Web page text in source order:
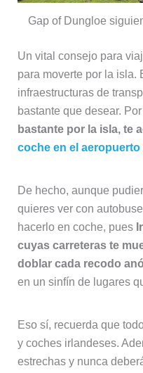
Gap of Dungloe
Un vital consejo para
para moverte por la isla.
infraestructuras de
bastante que desear.
bastante por la isla, te
coche en el aeropuerto
De hecho, aunque
quieres ver con
hacerlo en coche, pues
cuyas carreteras te
doblar cada recodo
en un sinfín de lugares
Eso sí, recuerda que
y coches irlandeses.
estrechas y nunca